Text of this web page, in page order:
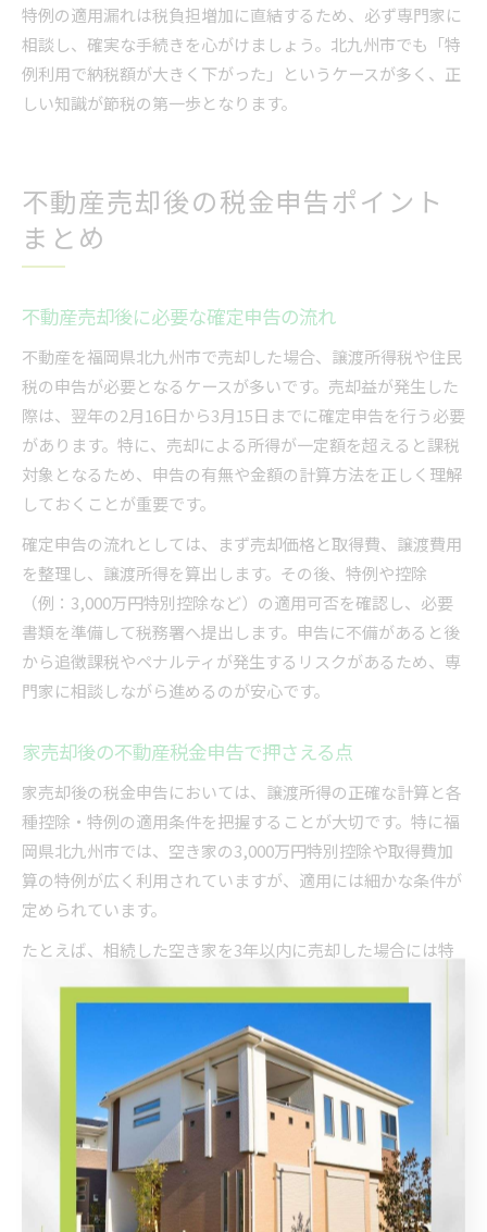
特例の適用漏れは税負担増加に直結するため、必ず専門家に
相談し、確実な手続きを心がけましょう。北九州市でも「特
例利用で納税額が大きく下がった」というケースが多く、正
しい知識が節税の第一歩となります。
不動産売却後の税金申告ポイント
まとめ
不動産売却後に必要な確定申告の流れ
不動産を福岡県北九州市で売却した場合、譲渡所得税や住民
税の申告が必要となるケースが多いです。売却益が発生した
際は、翌年の2月16日から3月15日までに確定申告を行う必要
があります。特に、売却による所得が一定額を超えると課税
対象となるため、申告の有無や金額の計算方法を正しく理解
しておくことが重要です。
確定申告の流れとしては、まず売却価格と取得費、譲渡費用
を整理し、譲渡所得を算出します。その後、特例や控除
（例：3,000万円特別控除など）の適用可否を確認し、必要
書類を準備して税務署へ提出します。申告に不備があると後
から追徴課税やペナルティが発生するリスクがあるため、専
門家に相談しながら進めるのが安心です。
家売却後の不動産税金申告で押さえる点
家売却後の税金申告においては、譲渡所得の正確な計算と各
種控除・特例の適用条件を把握することが大切です。特に福
岡県北九州市では、空き家の3,000万円特別控除や取得費加
算の特例が広く利用されていますが、適用には細かな条件が
定められています。
たとえば、相続した空き家を3年以内に売却した場合には特
控除が受けられません。失敗例として「控除条件を誤解し、
余分な税金を払ってしまった」という声もあるため、事前に
税務署や専門家に確認することがポイントです。
不動産売却後の税金トラブル予防策
不動産売却後の税金トラブルを防ぐには、売却前からの情報
収集と計画的な準備が欠かせません。北九州市では法改正や
制度変更があるため、最新情報を確認する習慣をつけましょ